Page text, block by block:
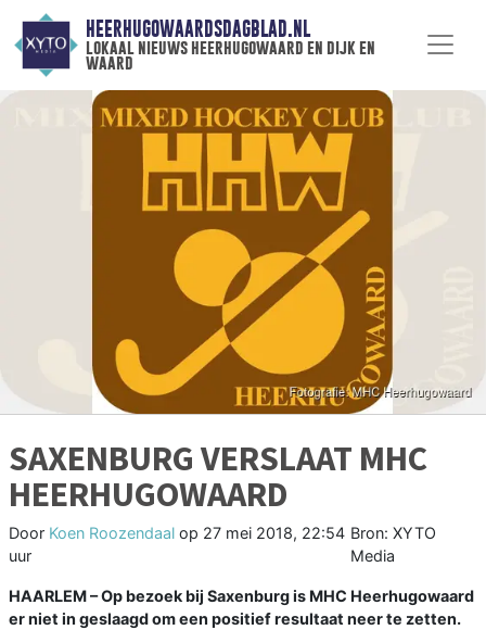
HEERHUGOWAARDSDAGBLAD.NL
lokaal nieuws heerhugowaard en dijk en
waard
SAXENBURG VERSLAAT MHC
HEERHUGOWAARD
Door Koen Roozendaal op 27 mei 2018, 22:54
uur
Bron: XYTO
Media
HAARLEM –Op bezoek bij Saxenburg is MHC Heerhugowaard
er niet in geslaagd om een positief resultaat neer te zetten.